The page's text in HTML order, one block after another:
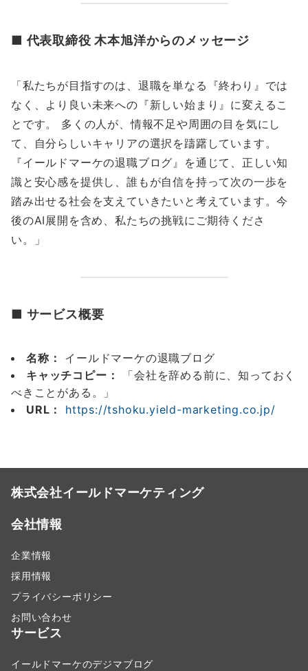
■ 代表取締役 木本旭洋からのメッセージ
「私たちが目指すのは、退職を単なる『終わり』では
なく、より良い未来への『新しい始まり』に変えるこ
とです。 多くの人が、情報不足や周囲の目を気にし
て、自分らしいキャリアの選択を躊躇しています。
『イールドマーケの退職ブログ』を通じて、正しい知
識と安心感を提供し、誰もが自信を持って次の一歩を
踏み出せる社会を支えていきたいと考えています。今
後のAI展開を含め、私たちの挑戦にご期待くださ
い。」
■ サービス概要
名称：
イールドマーケの退職ブログ
キャッチコピー：
「会社を辞める前に、知っておく
べきことがある。」
URL：
https://tshoku.yield-marketing.co.jp/
株式会社イールドマーケティング
会社情報
企業情報
採用情報
プライバシーポリシー
お問い合わせ
サービス
イールドマーケのデジマブログ